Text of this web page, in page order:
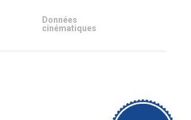
Données
cinématiques